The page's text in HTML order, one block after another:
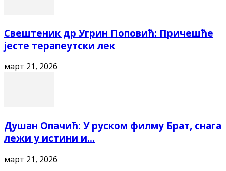
Свештеник др Угрин Поповић: Причешће
јесте терапеутски лек
март 21, 2026
Душан Опачић: У руском филму Брат, снага
лежи у истини и...
март 21, 2026